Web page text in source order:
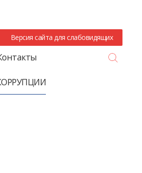
Версия сайта для слабовидящих